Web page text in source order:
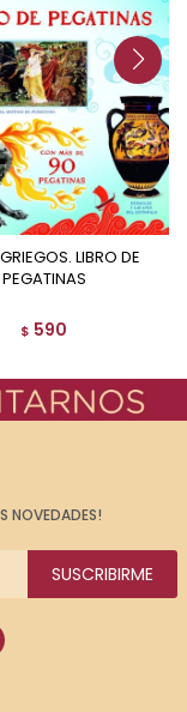
PEGATINAS
$ 590
NOVEDADES!
SUSCRIBIRME